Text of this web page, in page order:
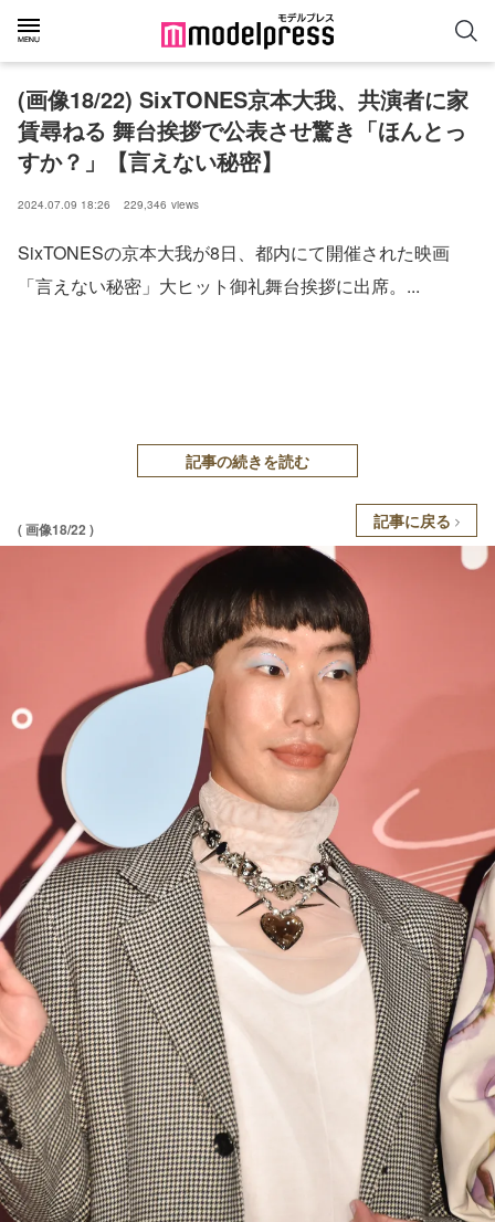
(画像18/22) SixTONES京本大我、共演者に家
賃尋ねる 舞台挨拶で公表させ驚き「ほんとっ
すか？」【言えない秘密】
2024.07.09 18:26 229,346 views
SixTONESの京本大我が8日、都内にて開催された映画
「言えない秘密」大ヒット御礼舞台挨拶に出席。...
記事の続きを読む
( 画像18/22 ) 記事に戻る